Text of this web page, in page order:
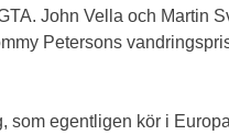
John Vella och Martin
Petersons
egentligen kör i